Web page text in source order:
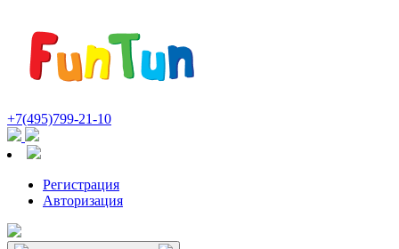
+7(495)799-21-10
Регистрация
Авторизация